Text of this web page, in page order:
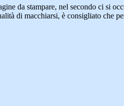
da stampare, nel secondo ci si
di macchiarsi, è consigliato che